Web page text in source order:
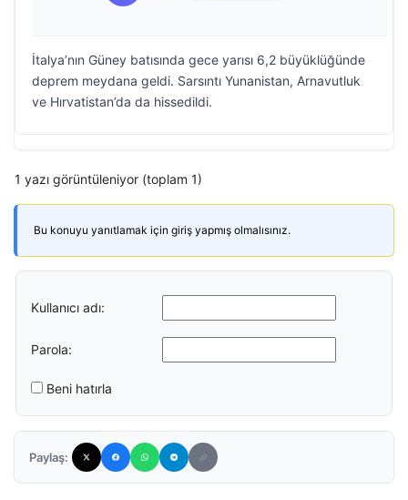
İtalya’nın Güney batısında gece yarısı 6,2 büyüklüğünde
deprem meydana geldi. Sarsıntı Yunanistan, Arnavutluk
ve Hırvatistan’da da hissedildi.
1 yazı görüntüleniyor (toplam 1)
Bu konuyu yanıtlamak için giriş yapmış olmalısınız.
Kullanıcı adı:
Parola:
Beni hatırla
Paylaş: